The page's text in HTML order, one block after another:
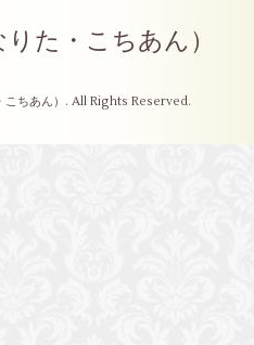
た・こちあん）
ちあん） . All Rights Reserved.